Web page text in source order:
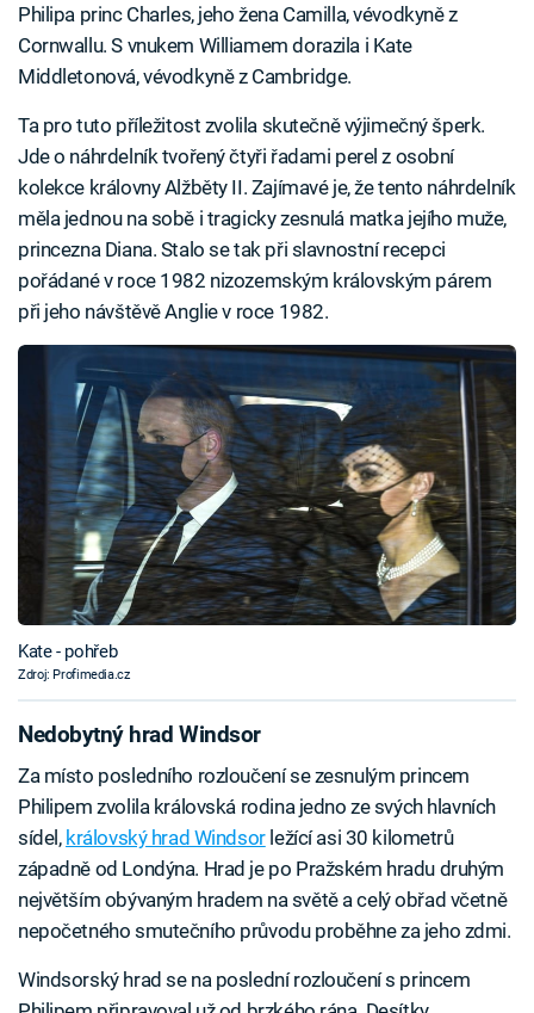
Philipa princ Charles, jeho žena Camilla, vévodkyně z
Cornwallu. S vnukem Williamem dorazila i Kate
Middletonová, vévodkyně z Cambridge.
Ta pro tuto příležitost zvolila skutečně výjimečný šperk.
Jde o náhrdelník tvořený čtyři řadami perel z osobní
kolekce královny Alžběty II. Zajímavé je, že tento náhrdelník
měla jednou na sobě i tragicky zesnulá matka jejího muže,
princezna Diana. Stalo se tak při slavnostní recepci
pořádané v roce 1982 nizozemským královským párem
při jeho návštěvě Anglie v roce 1982.
Kate - pohřeb
Zdroj: Profimedia.cz
Nedobytný hrad Windsor
Za místo posledního rozloučení se zesnulým princem
Philipem zvolila královská rodina jedno ze svých hlavních
sídel, královský hrad Windsorležící asi 30 kilometrů
západně od Londýna. Hrad je po Pražském hradu druhým
největším obývaným hradem na světě a celý obřad včetně
nepočetného smutečního průvodu proběhne za jeho zdmi.
Windsorský hrad se na poslední rozloučení s princem